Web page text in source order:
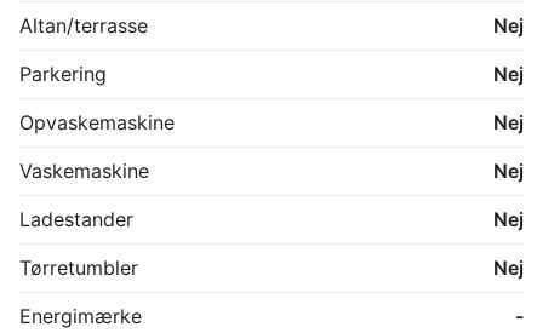
Altan/terrasse
Nej
Parkering
Nej
Opvaskemaskine
Nej
Vaskemaskine
Nej
Ladestander
Nej
Tørretumbler
Nej
Energimærke
-